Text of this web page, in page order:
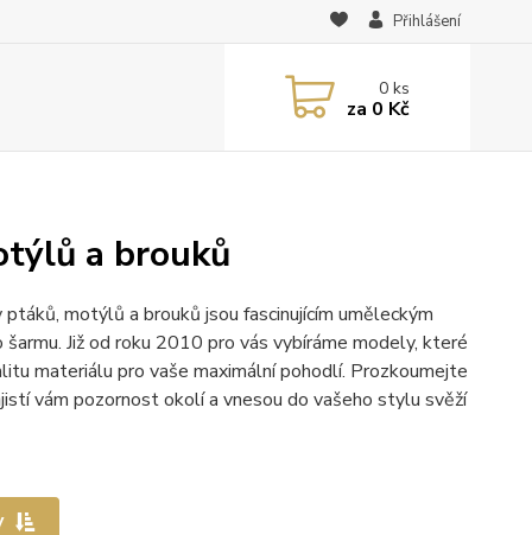
Přihlášení
0ks
za 0 Kč
a brouků
motýlů a brouků jsou fascinujícím uměleckým
Již od roku 2010 pro vás vybíráme modely, které
materiálu pro vaše maximální pohodlí. Prozkoumejte
vám pozornost okolí a vnesou do vašeho stylu svěží